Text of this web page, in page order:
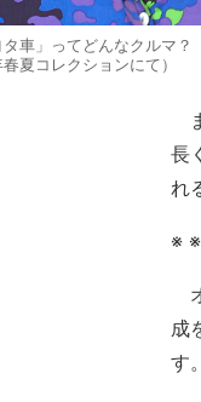
タ車」ってどんなクルマ
夏コレクションにて）
長
れ
※
成
す。